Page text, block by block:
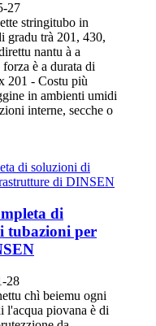
27
stringitubo in
gradu trà 201, 430,
nantu à a
forza è a durata di
201 - Costu più
in ambienti umidi
interne, secche o
di
tubazioni per
28
chì beiemu ogni
l'acqua piovana è di